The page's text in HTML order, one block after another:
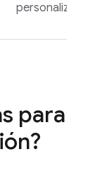
para